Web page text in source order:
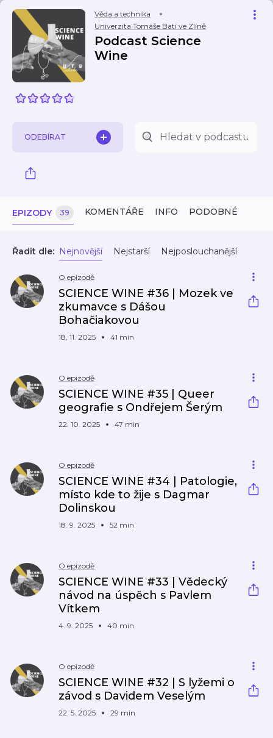
Věda a technika
Univerzita Tomáše Bati ve Zlíně
Podcast Science
Wine
ODEBÍRAT
EPIZODY 39 KOMENTÁŘE INFO PODOBNÉ
Řadit dle: Nejnovější Nejstarší Nejposlouchanější
O epizodě
SCIENCE WINE #36 | Mozek ve
zkumavce s Dášou
Bohačiakovou
18. 11. 2025 41 min
O epizodě
SCIENCE WINE #35 | Queer
geografie s Ondřejem Šerým
22. 10. 2025 47 min
O epizodě
SCIENCE WINE #34 | Patologie,
místo kde to žije s Dagmar
Dolinskou
18. 9. 2025 52 min
O epizodě
SCIENCE WINE #33 | Vědecký
návod na úspěch s Pavlem
Vítkem
4. 9. 2025 40 min
O epizodě
SCIENCE WINE #32 | S lyžemi o
závod s Davidem Veselým
22. 5. 2025 29 min